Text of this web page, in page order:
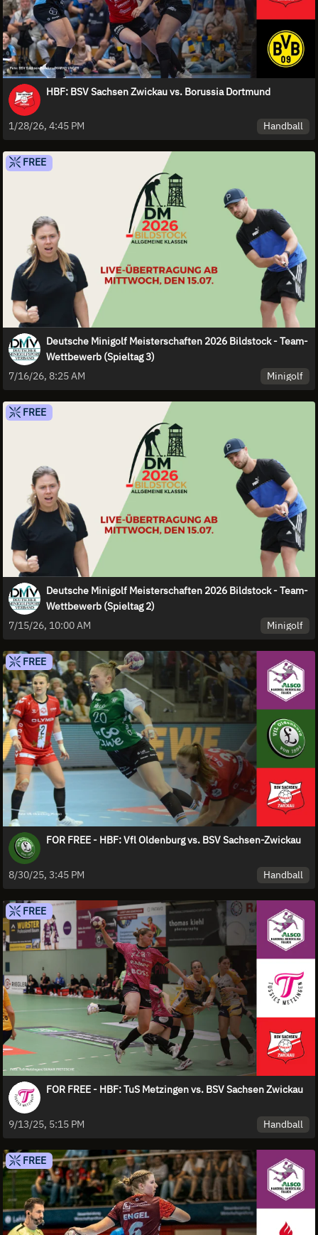
HBF: BSV Sachsen Zwickau vs. Borussia Dortmund
1/28/26, 4:45 PM Handball
FREE
Deutsche Minigolf Meisterschaften 2026 Bildstock - Team-
Wettbewerb (Spieltag 3)
7/16/26, 8:25 AM
Minigolf
FREE
Deutsche Minigolf Meisterschaften 2026 Bildstock - Team-
Wettbewerb (Spieltag 2)
7/15/26, 10:00 AM
Minigolf
FREE
FOR FREE - HBF: Vfl Oldenburg vs. BSV Sachsen-Zwickau
8/30/25, 3:45 PM Handball
FREE
FOR FREE - HBF: TuS Metzingen vs. BSV Sachsen Zwickau
9/13/25, 5:15 PM Handball
FREE